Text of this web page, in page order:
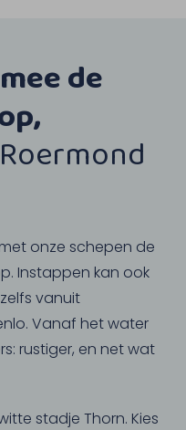
de
onze schepen de
Instappen kan ook
vanuit
Vanaf het water
rustiger, en net wat
stadje Thorn. Kies